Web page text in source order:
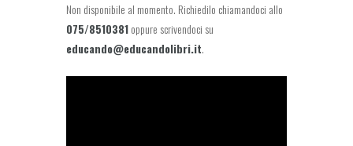
Non disponibile al momento. Richiedilo chiamandoci allo
075/8510381 oppure scrivendoci su
educando@educandolibri.it.